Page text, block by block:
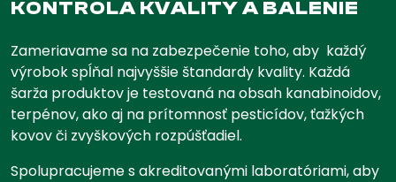
KONTROLA KVALITY A BALENIE
Zameriavame sa na zabezpečenie toho, aby každý
výrobok spĺňal najvyššie štandardy kvality. Každá
šarža produktov je testovaná na obsah kanabinoidov,
terpénov, ako aj na prítomnosť pesticídov, ťažkých
kovov či zvyškových rozpúšťadiel.
Spolupracujeme s akreditovanými laboratóriami, aby